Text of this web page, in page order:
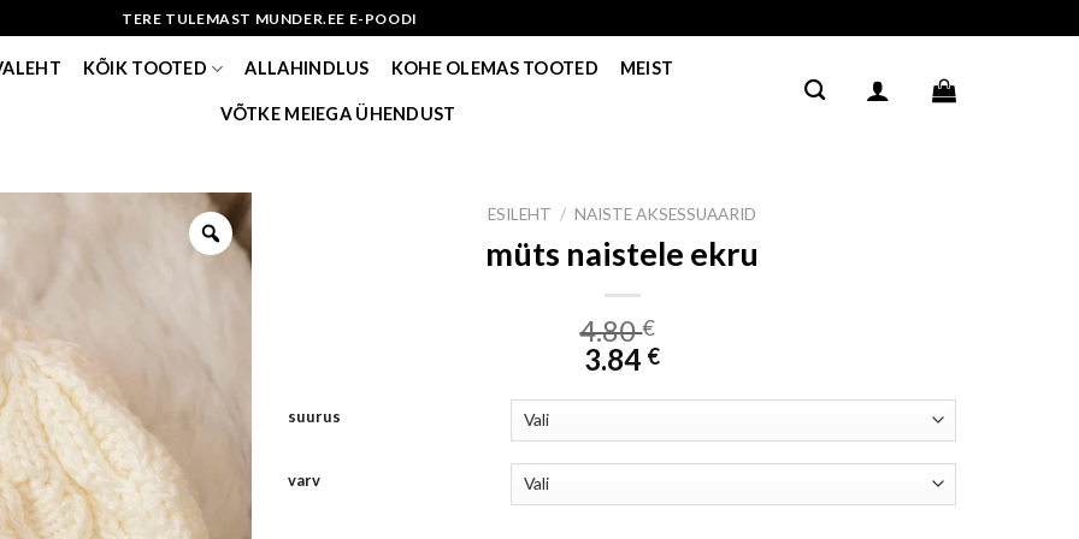
TERE TULEMAST MUNDER.EE E-POODI
KÕIK TOOTED ALLAHINDLUS KOHE OLEMAS TOOTED MEIST
VÕTKE MEIEGA ÜHENDUST
ESILEHT / NAISTE AKSESSUAARID
müts naistele ekru
4.80€
3.84 €
suurus
varv